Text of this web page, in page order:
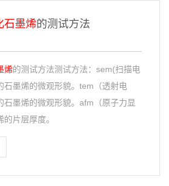
石墨烯的测试方法
烯的测试方法测试方法：sem(扫描电
石墨烯的微观形貌。tem（透射电
石墨烯的微观形貌。afm（原子力显
片层厚度。